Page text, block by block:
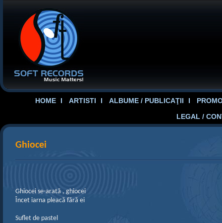
HOME ARTISTI ALBUME / PUBLICAŢII
LEGAL /
Ghiocei
Ghiocei se-arată , ghiocei
Încet iarna pleacă fără ei
Suflet de pastel